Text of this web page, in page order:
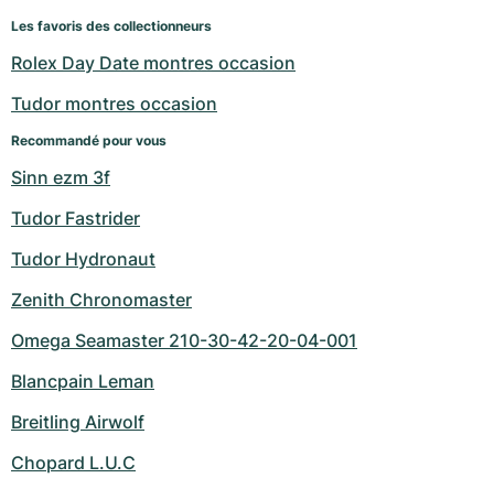
Les favoris des collectionneurs
Rolex Day Date montres occasion
Tudor montres occasion
Recommandé pour vous
Sinn ezm 3f
Tudor Fastrider
Tudor Hydronaut
Zenith Chronomaster
Omega Seamaster 210-30-42-20-04-001
Blancpain Leman
Breitling Airwolf
Chopard L.U.C